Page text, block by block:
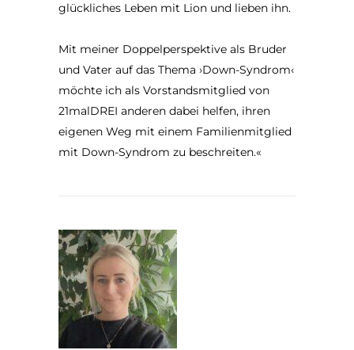
glückliches Leben mit Lion und lieben ihn.
Mit meiner Doppelperspektive als Bruder
und Vater auf das Thema ›Down-Syndrom‹
möchte ich als Vorstandsmitglied von
21malDREI anderen dabei helfen, ihren
eigenen Weg mit einem Familienmitglied
mit Down-Syndrom zu beschreiten.«